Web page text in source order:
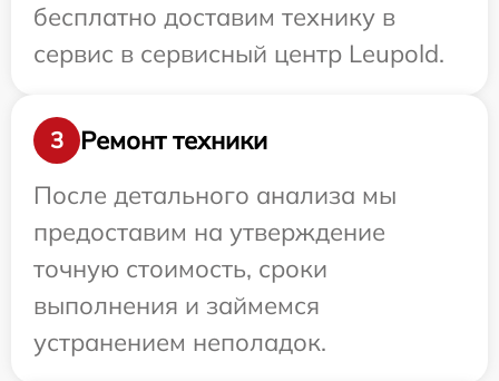
бесплатно доставим технику в
сервис в сервисный центр Leupold.
3
Ремонт техники
После детального анализа мы
предоставим на утверждение
точную стоимость, сроки
выполнения и займемся
устранением неполадок.